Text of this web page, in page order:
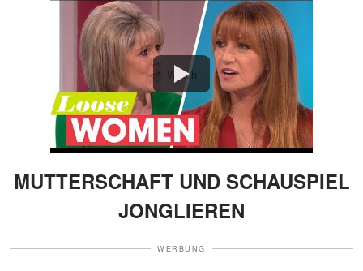
Watch
MUTTERSCHAFT UND SCHAUSPIEL
JONGLIEREN
WERBUNG